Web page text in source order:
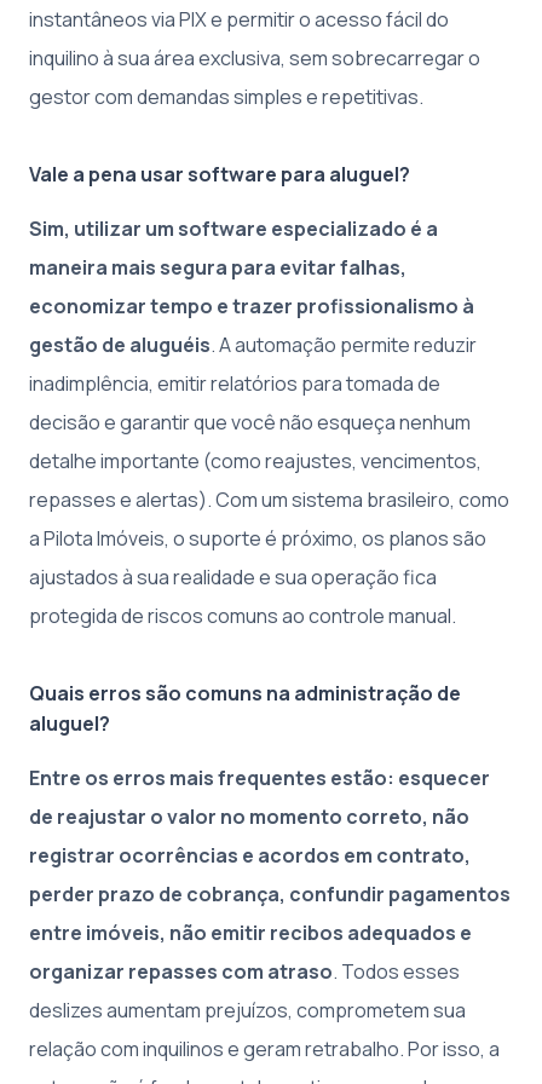
instantâneos via PIX e permitir o acesso fácil do
inquilino à sua área exclusiva, sem sobrecarregar o
gestor com demandas simples e repetitivas.
Vale a pena usar software para aluguel?
Sim, utilizar um software especializado é a
maneira mais segura para evitar falhas,
economizar tempo e trazer profissionalismo à
gestão de aluguéis. A automação permite reduzir
inadimplência, emitir relatórios para tomada de
decisão e garantir que você não esqueça nenhum
detalhe importante (como reajustes, vencimentos,
repasses e alertas). Com um sistema brasileiro, como
a Pilota Imóveis, o suporte é próximo, os planos são
ajustados à sua realidade e sua operação fica
protegida de riscos comuns ao controle manual.
Quais erros são comuns na administração de
aluguel?
Entre os erros mais frequentes estão: esquecer
de reajustar o valor no momento correto, não
registrar ocorrências e acordos em contrato,
perder prazo de cobrança, confundir pagamentos
entre imóveis, não emitir recibos adequados e
organizar repasses com atraso. Todos esses
deslizes aumentam prejuízos, comprometem sua
relação com inquilinos e geram retrabalho. Por isso, a